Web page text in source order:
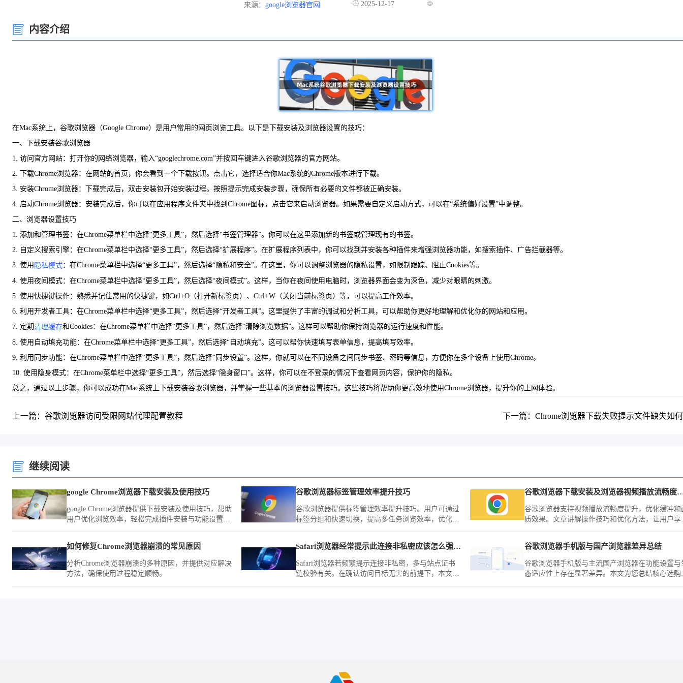
来源： google浏览器官网 2025-12-17
内容介绍
在Mac系统上，谷歌浏览器（Google Chrome）是用户常用的网页浏览工具。以下是下载安装及浏览器设置的技巧：
一、下载安装谷歌浏览器
1. 访问官方网站：打开你的网络浏览器，输入“googlechrome.com”并按回车键进入谷歌浏览器的官方网站。
2. 下载Chrome浏览器：在网站的首页，你会看到一个下载按钮。点击它，选择适合你Mac系统的Chrome版本进行下载。
3. 安装Chrome浏览器：下载完成后，双击安装包开始安装过程。按照提示完成安装步骤，确保所有必要的文件都被正确安装。
4. 启动Chrome浏览器：安装完成后，你可以在应用程序文件夹中找到Chrome图标，点击它来启动浏览器。如果需要自定义启动方式，可以在“系统偏好设置”中调整。
二、浏览器设置技巧
1. 添加和管理书签：在Chrome菜单栏中选择“更多工具”，然后选择“书签管理器”。你可以在这里添加新的书签或管理现有的书签。
2. 自定义搜索引擎：在Chrome菜单栏中选择“更多工具”，然后选择“扩展程序”。在扩展程序列表中，你可以找到并安装各种插件来增强浏览器功能，如搜索插件、广告拦截器等。
3. 使用 隐私模式：在Chrome菜单栏中选择“更多工具”，然后选择“隐私和安全”。在这里，你可以调整浏览器的隐私设置，如限制跟踪、阻止Cookies等。
4. 使用夜间模式：在Chrome菜单栏中选择“更多工具”，然后选择“夜间模式”。这样，当你在夜间使用电脑时，浏览器界面会变为深色，减少对眼睛的刺激。
5. 使用快捷键操作：熟悉并记住常用的快捷键，如Ctrl+O（打开新标签页）、Ctrl+W（关闭当前标签页）等，可以提高工作效率。
6. 利用开发者工具：在Chrome菜单栏中选择“更多工具”，然后选择“开发者工具”。这里提供了丰富的调试和分析工具，可以帮助你更好地理解和优化你的网站和应用。
7. 定期清理缓存和Cookies：在Chrome菜单栏中选择“更多工具”，然后选择“清除浏览数据”。这样可以帮助你保持浏览器的运行速度和性能。
8. 使用自动填充功能：在Chrome菜单栏中选择“更多工具”，然后选择“自动填充”。这可以帮你快速填写表单信息，提高填写效率。
9. 利用同步功能：在Chrome菜单栏中选择“更多工具”，然后选择“同步设置”。这样，你就可以在不同设备之间同步书签、密码等信息，方便你在多个设备上使用Chrome。
10. 使用隐身模式：在Chrome菜单栏中选择“更多工具”，然后选择“隐身窗口”。这样，你可以在不登录的情况下查看网页内容，保护你的隐私。
总之，通过以上步骤，你可以成功在Mac系统上下载安装谷歌浏览器，并掌握一些基本的浏览器设置技巧。这些技巧将帮助你更高效地使用Chrome浏览器，提升你的上网体验。
上一篇：谷歌浏览器访问受限网站代理配置教程 下一篇：Chrome浏览器下载失败提示文件缺失如
继续阅读
google Chrome浏览器下载安装及使用技巧
google Chrome浏览器提供下载安装及使用技巧，帮助
用户优化浏览效率，轻松完成插件安装与功能设置，
谷歌浏览器标签管理效率提升技巧
谷歌浏览器提供标签管理效率提升技巧。用户可通过
标签分组和快速切换，提高多任务浏览效率，优化整
谷歌浏览器下载安装及浏览器视
谷歌浏览器支持视频播放流畅度提升，优化缓冲和
质效果。文章讲解操作技巧和优化方法，让用户享
如何修复Chrome浏览器崩溃的常见原因
分析Chrome浏览器崩溃的多种原因，并提供对应解决
方法，确保使用过程稳定顺畅。
Safari浏览器经常提示此连接非私密应该怎么强制进入
Safari浏览器若频繁提示连接非私密，多与站点证书
链校验有关。在确认访问目标无害的前提下，本文教
谷歌浏览器手机版与国产浏览器差异总结
谷歌浏览器手机版与主流国产浏览器在功能设置与
态适应性上存在显著差异。本文为您总结核心选购